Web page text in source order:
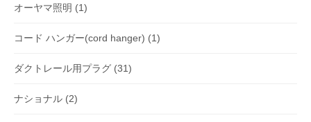
オーヤマ照明 (1)
コード ハンガー(cord hanger) (1)
ダクトレール用プラグ (31)
ナショナル (2)